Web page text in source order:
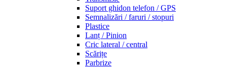
Suport ghidon telefon / GPS
Semnalizări / faruri / stopuri
Plastice
Lanț / Pinion
Cric lateral / central
Scărițe
Parbrize